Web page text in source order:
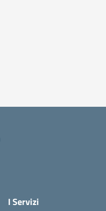
I Servizi